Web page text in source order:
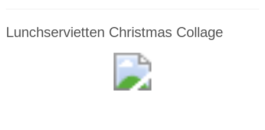
Lunchservietten Christmas Collage